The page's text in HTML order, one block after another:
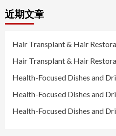
近期文章
Hair Transplant & Hair
Hair Transplant & Hair
Health-Focused Dishes and
Health-Focused Dishes and
Health-Focused Dishes and